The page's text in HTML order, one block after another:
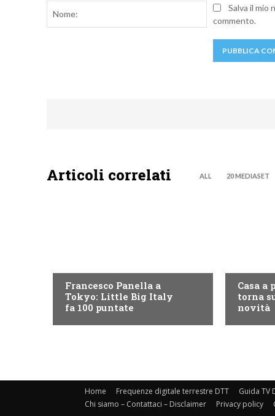
Nome:Salva il mio
commento.
Articoli correlati ALL 20 MEDIASET
Francesco Panella a
Tokyo: Little Big Italy
fa 100 puntate
Casa a
torna
novità
Home Frequenze digitale terrestre DTT
Guida TV
Chi siamo – Contattaci – Disclaimer
Privacy policy